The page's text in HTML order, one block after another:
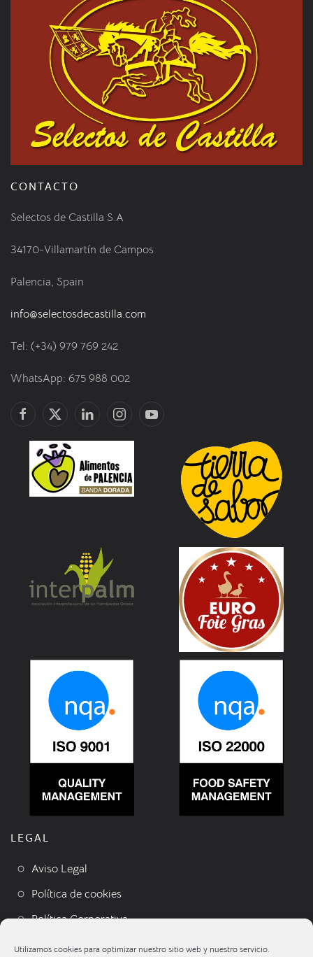
Utilizamos cookies para optimizar nuestro sitio web y nuestro servicio.
CONTACTO
Selectos de Castilla S.A
34170-Villamartín de Campos
Palencia, Spain
info@selectosdecastilla.com
Tel: (+34) 979 769 242
WhatsApp: 675 988 002
LEGAL
Aviso Legal
Política de cookies
Política Corporativa
Condiciones de venta